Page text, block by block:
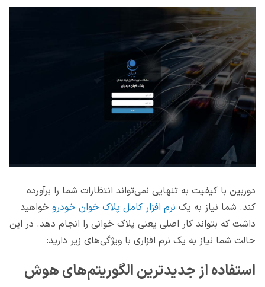
دوربین با کیفیت به تنهایی نمی‌تواند انتظارات شما را برآورده
کند. شما نیاز به یک نرم افزار کامل پلاک خوان خودرو خواهید
داشت که بتواند کار اصلی یعنی پلاک خوانی را انجام دهد. در این
حالت شما نیاز به یک نرم افزاری با ویژگی‌های زیر دارید:
استفاده از جدیدترین الگوریتم‌های هوش